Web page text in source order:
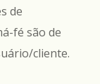
de
fé são de
cliente.